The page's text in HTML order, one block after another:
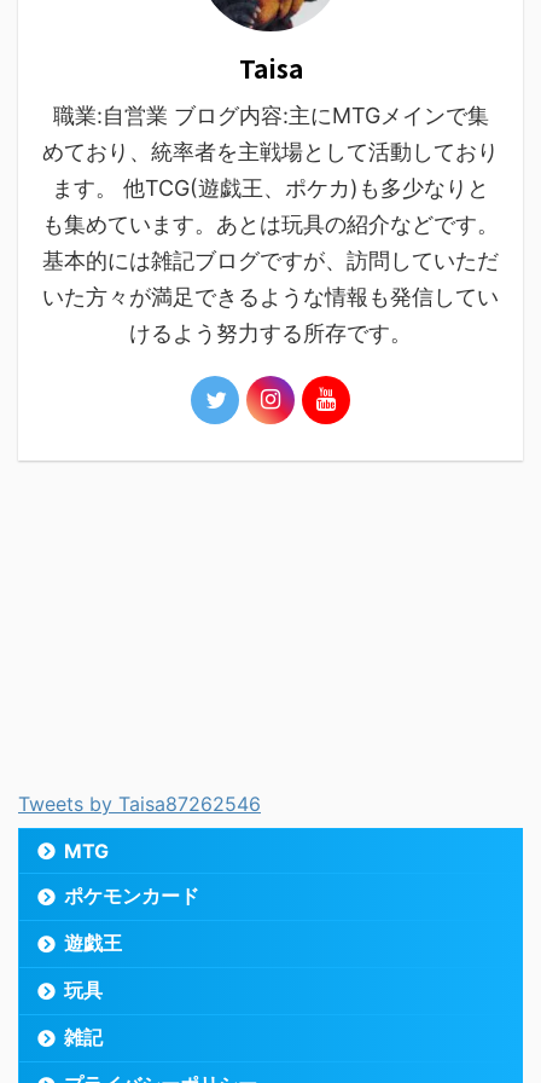
Taisa
職業:自営業 ブログ内容:主にMTGメインで集
めており、統率者を主戦場として活動しており
ます。 他TCG(遊戯王、ポケカ)も多少なりと
も集めています。あとは玩具の紹介などです。
基本的には雑記ブログですが、訪問していただ
いた方々が満足できるような情報も発信してい
けるよう努力する所存です。
Tweets by Taisa87262546
MTG
ポケモンカード
遊戯王
玩具
雑記